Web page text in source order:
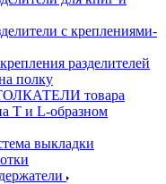
с креплениями-
разделителей
полку
товара
Т и L-образном
выкладки